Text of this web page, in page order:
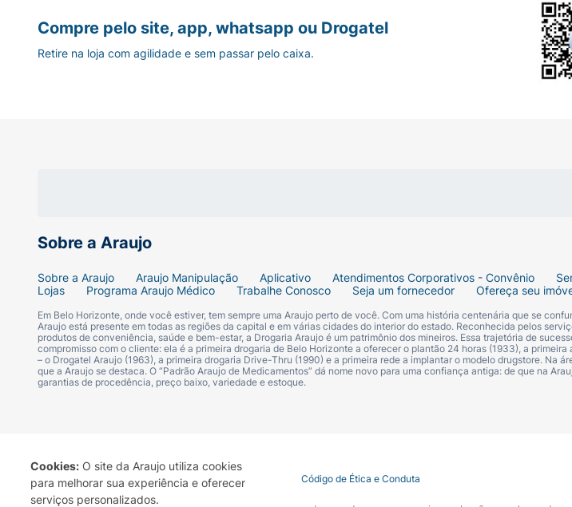
Cookies: O site da Araujo utiliza cookies
para melhorar sua experiência e oferecer
serviços personalizados.
Acabamento invisível: Textura leve e não oleosa que não deixa a pele
Efeito matte 16h: Controla a oleosidade e o brilho, proporcionando uma
das crianças ao sol. Este produto ajuda a prevenir as queimaduras solares.
Água Vulcânica de Vichy: Rica em minerais, com propriedades
Composição:
Água, Álcool Etílico, Sebacato de Diisopropila, Carbonato de Dicaprilila, Bis-
Miristato de Isopropila, Glicerol, Sílica, Dicaprilato/Dicaprato de
de Dietilamino Hidroxibenzoil Hexila, Monoestearato de Glicerila, Estearato
Ácido Palmítico, Tocoferol, Ascorbil Glicosídeo, Clorfenesina, Silicato de
Etilenodiamina Dissuccinato Trissódico, Goma Xantana, Ácido Mirístico,
Sobre a Araujo
Sobre a Araujo Araujo Manipulação Aplicativo Atendimentos Corporativos - Convênio
Lojas
Programa Araujo Médico Trabalhe Conosco Seja um fornecedor Ofereça seu
Em Belo Horizonte, onde você estiver, tem sempre uma Araujo perto de você. Com uma história centenária que se
Araujo está presente em todas as regiões da capital e em várias cidades do interior do estado. Reconhecida pelos
produtos de conveniência, saúde e bem-estar, a Drogaria Araujo é um patrimônio dos mineiros. Essa trajetória de
compromisso com o cliente: ela é a primeira drogaria de Belo Horizonte a oferecer o plantão 24 horas (1933), a
– o Drogatel Araujo (1963), a primeira drogaria Drive-Thru (1990) e a primeira rede a implantar o modelo drugstore. Na
que a Araujo se destaca. O “Padrão Araujo de Medicamentos” dá nome novo para uma confiança antiga: de que na
garantias de procedência, preço baixo, variedade e estoque.
Compre pelo site, app, whatsapp ou Drogatel
Retire na loja com agilidade e sem passar pelo caixa.
Termo de Uso Portal da Privacidade Covid-19 Código de Ética e Conduta